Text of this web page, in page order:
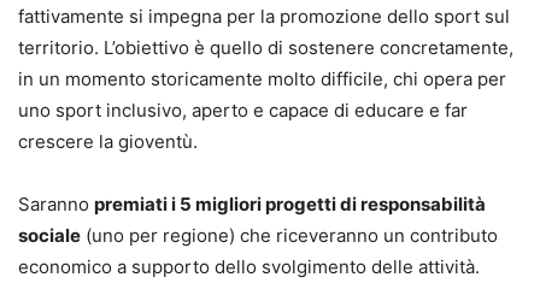
fattivamente si impegna per la promozione dello sport sul
territorio. L’obiettivo è quello di sostenere concretamente,
in un momento storicamente molto difficile, chi opera per
uno sport inclusivo, aperto e capace di educare e far
crescere la gioventù.
Saranno premiati i 5 migliori progetti di responsabilità
sociale (uno per regione) che riceveranno un contributo
economico a supporto dello svolgimento delle attività.